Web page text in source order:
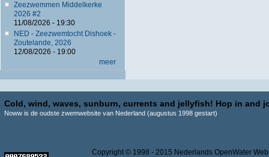
Zeezwemmen Middelkerke
2026 #2
11/08/2026 - 19:30
NED - Zeezwemtocht Dishoek -
Zoutelande, 2026
12/08/2026 - 19:00
meer
Cold, wind, waves, sunburn, currents and jellyfish! Hop in and
Noww is de oudste zwemwebsite van Nederland (augustus 1998 gestart)
Copyright © 1998 - 2015 Nederlands OpenWater